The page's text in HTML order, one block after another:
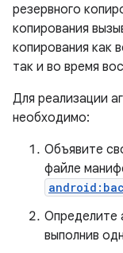
резервного
копирования
копирования как
так и во время
Для реализации
необходимо:
Объявите
файле
Определите
выполнив